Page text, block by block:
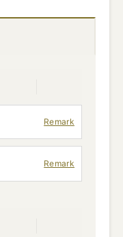
Remark
Remark